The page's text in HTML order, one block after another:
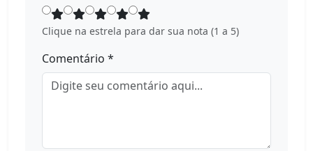
Clique na estrela para dar sua nota (1 a 5)
Comentário *